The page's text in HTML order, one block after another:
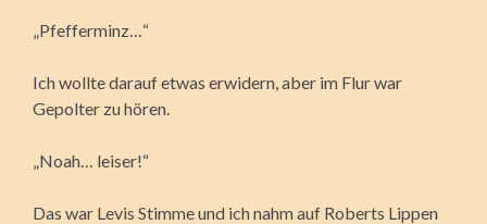
„Pfefferminz…“
Ich wollte darauf etwas erwidern, aber im Flur war
Gepolter zu hören.
„Noah… leiser!“
Das war Levis Stimme und ich nahm auf Roberts Lippen